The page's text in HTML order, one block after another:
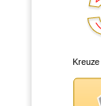
Kreuze